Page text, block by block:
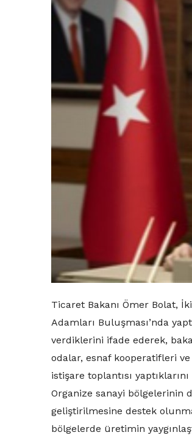
Ticaret Bakanı Ömer Bolat,
Adamları Buluşması’nda
verdiklerini ifade ederek,
odalar, esnaf kooperatifleri
istişare toplantısı
Organize sanayi bölgelerinin
geliştirilmesine destek
bölgelerde üretimin